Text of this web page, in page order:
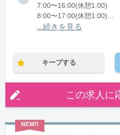
7:00〜16:00(休憩1:00)
8:00〜17:00(休憩1:00)
12:00〜21:00(休憩1:00)
...続きを見る
キープする
この求人に